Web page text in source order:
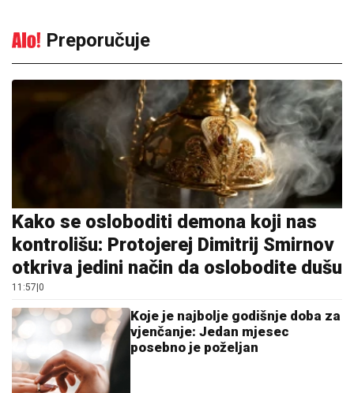
Preporučuje
Kako se osloboditi demona koji nas
kontrolišu: Protojerej Dimitrij Smirnov
otkriva jedini način da oslobodite dušu
11:57 0
Koje je najbolje godišnje doba za
vjenčanje: Jedan mjesec
posebno je poželjan